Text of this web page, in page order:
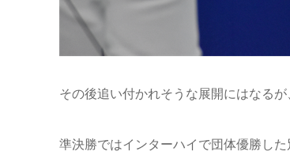
その後追い付かれそうな展開にはなる
準決勝ではインターハイで団体優勝し